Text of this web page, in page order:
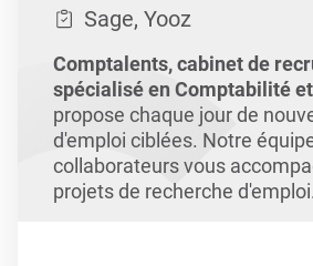
Sage, Yooz
Comptalents, cabinet de
spécialisé en Comptabilité
propose chaque jour de
d'emploi ciblées. Notre
collaborateurs vous
projets de recherche d'emploi.